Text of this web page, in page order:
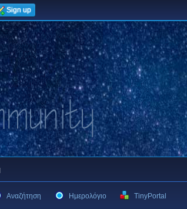
Sign up
Αναζήτηση Ημερολόγιο TinyPortal